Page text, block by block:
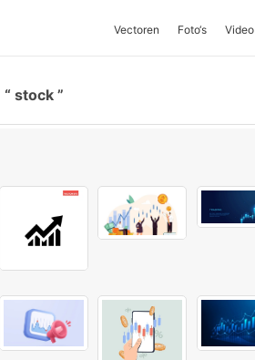
Vectoren Foto‘s Video
stock